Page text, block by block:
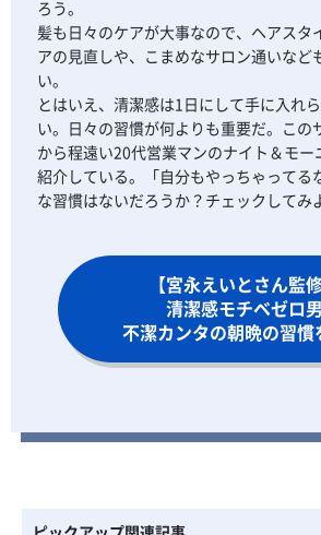
ろう。
髪も日々のケアが大事なので、ヘアスタ
アの見直しや、こまめなサロン通いなど
い。
とはいえ、清潔感は1日にして手に入れ
い。日々の習慣が何よりも重要だ。この
から程遠い20代営業マンのナイト＆モー
紹介している。「自分もやっちゃって
な習慣はないだろうか？チェックしてみ
【宮永えいとさん監修
清潔感モチベゼロ男
不潔カンタの朝晩の習慣